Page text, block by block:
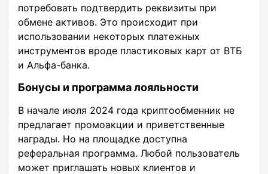
потребовать подтвердить реквизиты при
обмене активов. Это происходит при
использовании некоторых платежных
инструментов вроде пластиковых карт от ВТБ
и Альфа-банка.
Бонусы и программа лояльности
В начале июля 2024 года криптообменник не
предлагает промоакции и приветственные
награды. Но на площадке доступна
реферальная программа. Любой пользователь
может приглашать новых клиентов и